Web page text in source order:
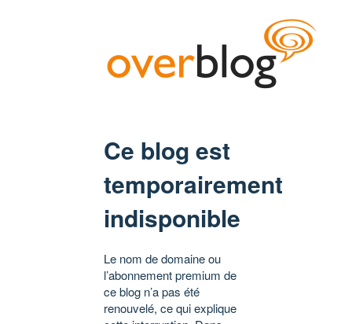
Ce blog est
temporairement
indisponible
Le nom de domaine ou
l’abonnement premium de
ce blog n’a pas été
renouvelé, ce qui explique